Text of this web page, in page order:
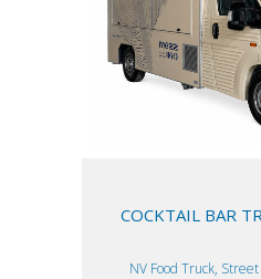
COCKTAIL BAR
NV Food Truck,